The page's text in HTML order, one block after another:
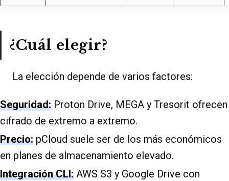
¿Cuál elegir?
La elección depende de varios factores:
Seguridad: Proton Drive, MEGA y Tresorit ofrecen
cifrado de extremo a extremo.
Precio: pCloud suele ser de los más económicos
en planes de almacenamiento elevado.
Integración CLI: AWS S3 y Google Drive con